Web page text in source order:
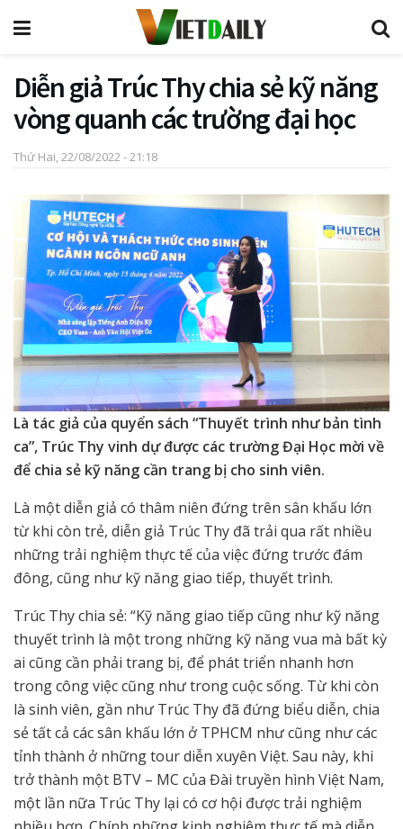
Diễn giả Trúc Thy chia sẻ kỹ năng
vòng quanh các trường đại học
Thứ Hai, 22/08/2022 - 21:18
Là tác giả của quyển sách “Thuyết trình như bản tình
ca”, Trúc Thy vinh dự được các trường Đại Học mời về
để chia sẻ kỹ năng cần trang bị cho sinh viên.
Là một diễn giả có thâm niên đứng trên sân khấu lớn
từ khi còn trẻ, diễn giả Trúc Thy đã trải qua rất nhiều
những trải nghiệm thực tế của việc đứng trước đám
đông, cũng như kỹ năng giao tiếp, thuyết trình.
Trúc Thy chia sẻ: “Kỹ năng giao tiếp cũng như kỹ năng
thuyết trình là một trong những kỹ năng vua mà bất kỳ
ai cũng cần phải trang bị, để phát triển nhanh hơn
trong công việc cũng như trong cuộc sống. Từ khi còn
là sinh viên, gần như Trúc Thy đã đứng biểu diễn, chia
sẻ tất cả các sân khấu lớn ở TPHCM như cũng như các
tỉnh thành ở những tour diễn xuyên Việt. Sau này, khi
trở thành một BTV – MC của Đài truyền hình Việt Nam,
một lần nữa Trúc Thy lại có cơ hội được trải nghiệm